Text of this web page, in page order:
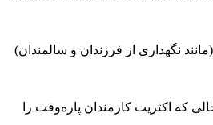
نگهداری از فرزندان و سالمندان)
که اکثریت کارمندان پاره‌وقت را